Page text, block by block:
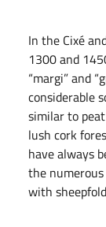
In the Cixé
1300 and
“margi” and
considerable
similar to
lush cork
have always
the
with